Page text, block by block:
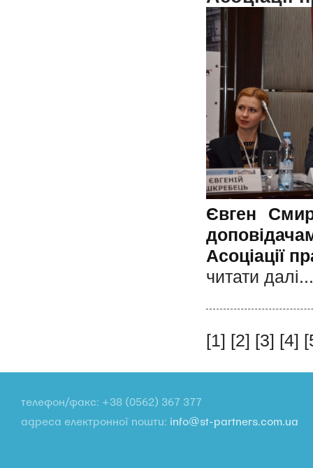
Євген
Асоціації
читати далi...
[1] [2] [3] [4]
телефон/факс: +38 (0562) 367 377
адреса електронної пошти: info@st-partners.com.ua